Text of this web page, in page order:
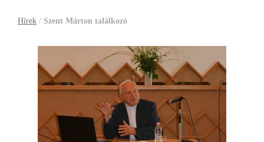
Hírek / Szent Márton találkozó